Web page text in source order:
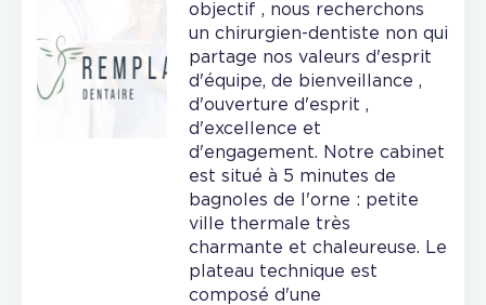
objectif , nous recherchons
un chirurgien-dentiste non qui
partage nos valeurs d'esprit
d'équipe, de bienveillance ,
d'ouverture d'esprit ,
d'excellence et
d'engagement. Notre cabinet
est situé à 5 minutes de
bagnoles de l'orne : petite
ville thermale très
charmante et chaleureuse. Le
plateau technique est
composé d'une